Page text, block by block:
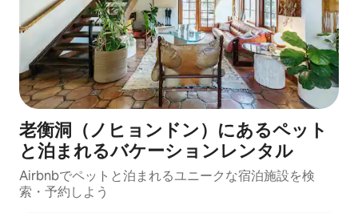
老衡洞（ノヒョンドン）にあるペット
と泊まれるバケーションレンタル
Airbnbでペットと泊まれるユニークな宿泊施設を検
索・予約しよう